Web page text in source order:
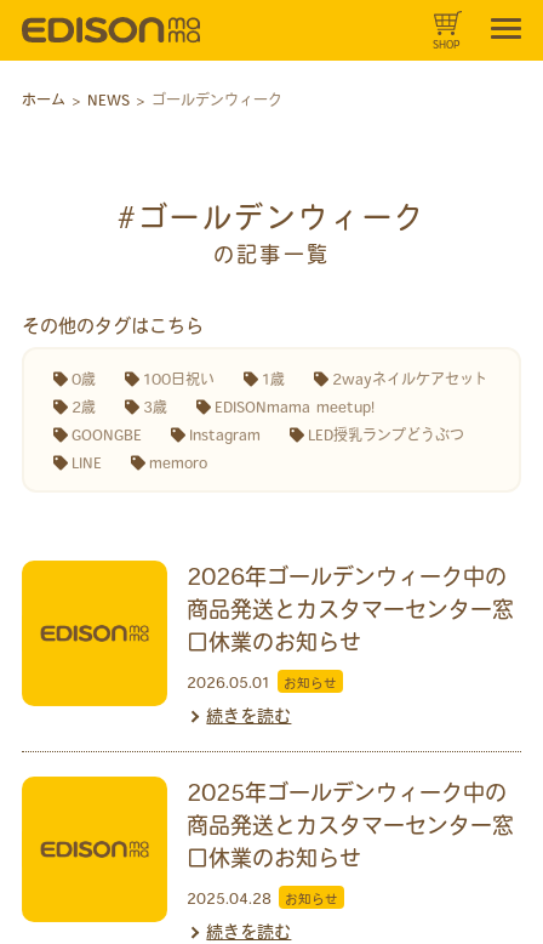
SHOP
ホーム > NEWS> ゴールデンウィーク
#ゴールデンウィーク
の記事一覧
その他のタグはこちら
0歳 100日祝い 1歳
2wayネイルケアセット
2歳
3歳
EDISONmama meetup!
GOONGBE
Instagram
LED授乳ランプどうぶつ
LINE
memoro
2026年ゴールデンウィーク中の
商品発送とカスタマーセンター窓
口休業のお知らせ
2026.05.01 お知らせ
続きを読む
2025年ゴールデンウィーク中の
商品発送とカスタマーセンター窓
口休業のお知らせ
2025.04.28 お知らせ
続きを読む